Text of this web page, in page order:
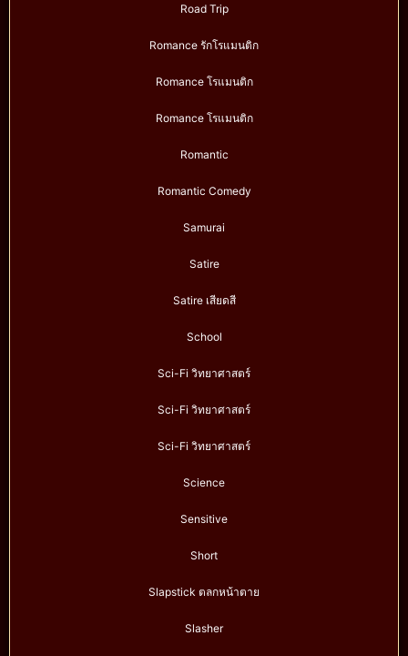
Road Trip
Romance รักโรแมนติก
Romance โรแมนติก
Romance โรแมนติก
Romantic
Romantic Comedy
Samurai
Satire
Satire เสียดสี
School
Sci-Fi วิทยาศาสตร์
Sci-Fi วิทยาศาสตร์
Sci-Fi วิทยาศาสตร์
Science
Sensitive
Short
Slapstick ตลกหน้าตาย
Slasher